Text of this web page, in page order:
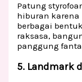
Patung
hiburan
berbagai
raksasa,
panggung
5. Landmark